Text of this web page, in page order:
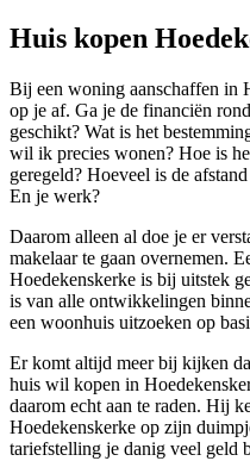
Huis kopen
Bij een woning aanschaffen in
op je af. Ga je de financiën
geschikt? Wat is het
wil ik precies wonen? Hoe is
geregeld? Hoeveel is de
En je werk?
Daarom alleen al doe je er
makelaar te gaan overnemen.
Hoedekenskerke is bij uitstek
is van alle ontwikkelingen
een woonhuis uitzoeken op
Er komt altijd meer bij kijken
huis wil kopen in
daarom echt aan te raden. Hij
Hoedekenskerke op zijn
tariefstelling je danig veel geld